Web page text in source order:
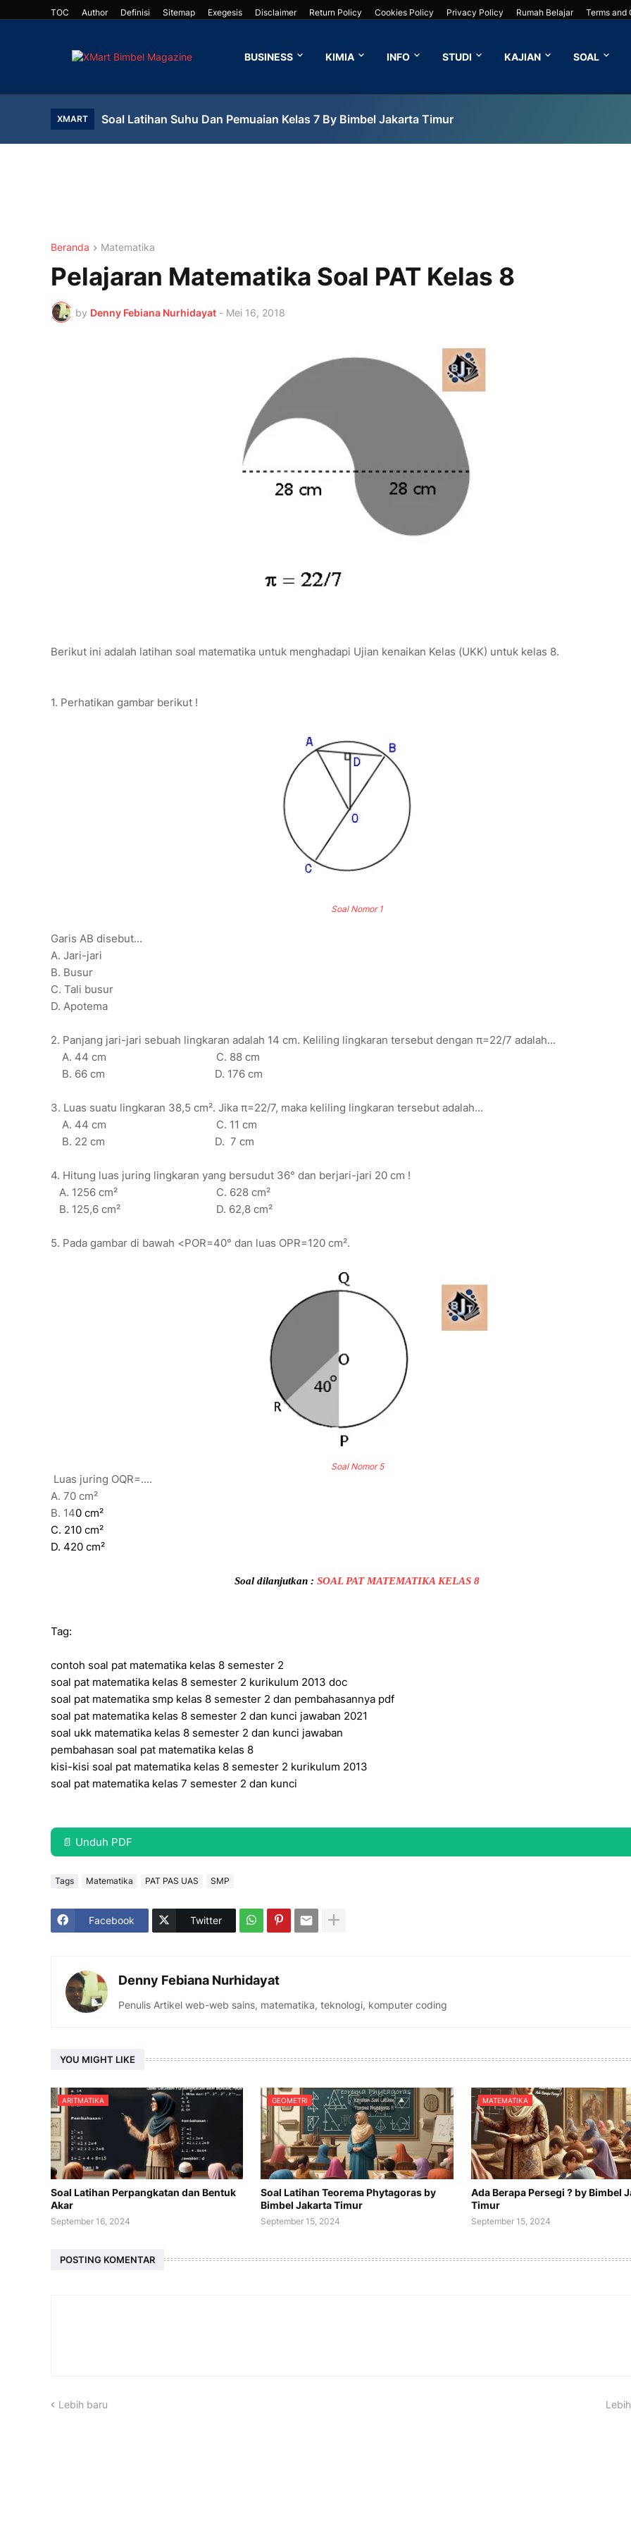
TOC Author Definisi Sitemap Exegesis Disclaimer Return Policy Cookies Policy Privacy Policy Rumah Belajar Terms and
BUSINESS KIMIA INFO STUDI KAJIAN SOAL
XMART Soal Latihan Suhu Dan Pemuaian Kelas 7 By Bimbel Jakarta Timur
Beranda Matematika
Pelajaran Matematika Soal PAT Kelas 8
by Denny Febiana Nurhidayat - Mei 16, 2018
Berikut ini adalah latihan soal matematika untuk menghadapi Ujian kenaikan Kelas (UKK) untuk kelas 8.
1. Perhatikan gambar berikut !
Soal Nomor 1
Garis AB disebut...
A. Jari-jari
B. Busur
C. Tali busur
D. Apotema
2. Panjang jari-jari sebuah lingkaran adalah 14 cm. Keliling lingkaran tersebut dengan π=22/7 adalah...
A. 44 cm C. 88 cm
B. 66 cm D. 176 cm
3. Luas suatu lingkaran 38,5 cm². Jika π=22/7, maka keliling lingkaran tersebut adalah...
A. 44 cm C. 11 cm
B. 22 cm D. 7 cm
4. Hitung luas juring lingkaran yang bersudut 36° dan berjari-jari 20 cm !
A. 1256 cm² C. 628 cm²
B. 125,6 cm² D. 62,8 cm²
5. Pada gambar di bawah <POR=40° dan luas OPR=120 cm².
Soal Nomor 5
Luas juring OQR=....
A. 70 cm²
B. 140 cm²
C. 210 cm²
D. 420 cm²
Soal dilanjutkan : SOAL PAT MATEMATIKA KELAS 8
Tag:
contoh soal pat matematika kelas 8 semester 2
soal pat matematika kelas 8 semester 2 kurikulum 2013 doc
soal pat matematika smp kelas 8 semester 2 dan pembahasannya pdf
soal pat matematika kelas 8 semester 2 dan kunci jawaban 2021
soal ukk matematika kelas 8 semester 2 dan kunci jawaban
pembahasan soal pat matematika kelas 8
kisi-kisi soal pat matematika kelas 8 semester 2 kurikulum 2013
soal pat matematika kelas 7 semester 2 dan kunci
📄 Unduh PDF
Tags Matematika PAT PAS UAS SMP
Facebook Twitter
Denny Febiana Nurhidayat
Penulis Artikel web-web sains, matematika, teknologi, komputer coding
YOU MIGHT LIKE
ARITMATIKA
Soal Latihan Perpangkatan dan Bentuk
Akar
September 16, 2024
GEOMETRI
Soal Latihan Teorema Phytagoras by
Bimbel Jakarta Timur
September 15, 2024
MATEMATIKA
Ada Berapa Persegi ? by Bimbel
Timur
September 15, 2024
POSTING KOMENTAR
Lebih baru